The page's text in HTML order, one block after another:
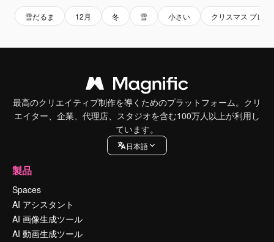
雪だるま 12月 冬 雪 小さい クリスマス プレゼ
最高のクリエイティブ制作を導くためのプラットフォーム。クリ
エイター、企業、代理店、スタジオを含む100万人以上が利用し
ています。
日本語
製品
Spaces
AI アシスタント
AI 画像生成ツール
AI 動画生成ツール